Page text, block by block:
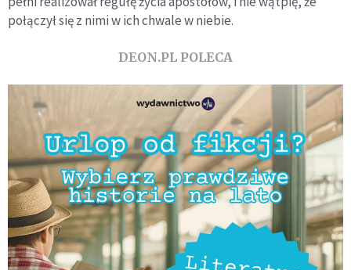
połączył się z nimi w ich chwale w niebie.
DEON.PL POLECA